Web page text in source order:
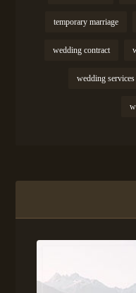
temporary marriage
wedding contract
wedding services